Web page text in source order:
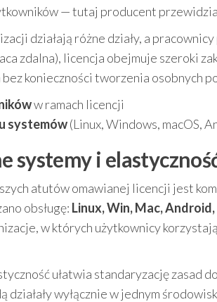
— tutaj producent
działają różne działy, a
zdalna), licencja obejmuje szeroki
konieczności tworzenia osobnych
w ramach licencji
systemów(Linux, Windows, macOS,
systemy i
atutów omawianej licencji jest
obsługę: Linux, Win, Mac,
w których użytkownicy
ułatwia standaryzację zasad
działały wyłącznie w jednym